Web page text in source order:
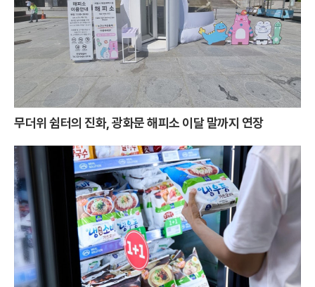
무더위 쉼터의 진화, 광화문 해피소 이달 말까지 연장